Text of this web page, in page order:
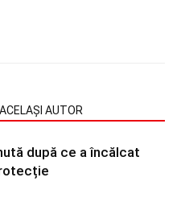
AUTOR
după ce a încălcat